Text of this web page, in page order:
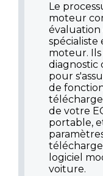
Le
moteur
moteur.
pour
de
de votre
portable,
logiciel
voiture.